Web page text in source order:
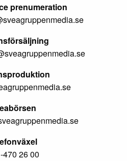
prenumeration
470 26 00